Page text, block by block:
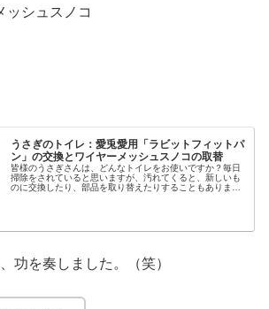
ッシュスノコ
うさぎのトイレ：愛兎愛用「ラビットフィットパ
ン」の交換とワイヤーメッシュスノコの取替
皆様のうさぎさんは、どんなトイレをお使いですか？毎日
掃除をされていると思いますが、汚れてくると、新しいも
のに交換したり、部品を取り替えたりすることもあります
功を奏しました。（笑）